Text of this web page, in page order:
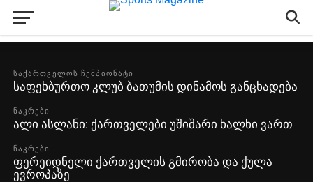
ქვილითაიამ – ტრავმით
ეგოიანმა სეზონი გოლით და საგოლე
პასით გახსნა
საქართველოს ნაკრები მზადებას 13
აგვისტოს დაიწყებს
ᲡᲐᲥᲐᲠᲗᲕᲔᲚᲝᲡ ᲩᲔᲛᲞᲘᲝᲜᲐᲢᲘ
საფეხბურთო კლუბ ბათუმის დინამოს განცხადება
ᲜᲐᲙᲠᲔᲑᲘ
ალი ასლანი: ქართველები უშიშარი ხალხი ვართ
ᲜᲐᲙᲠᲔᲑᲘ
ფერეიდნელი ქართველის გმირობა და ქულა
ევროპაზე